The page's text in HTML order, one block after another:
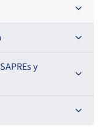
que afecten a
Públicas
y